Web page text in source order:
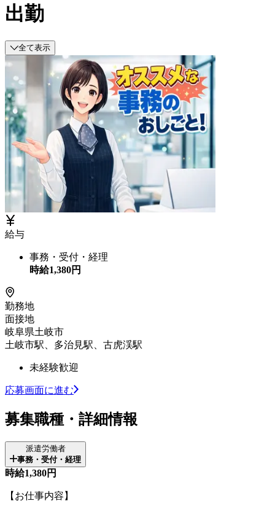
出勤
全て表示
給与
事務・受付・経理
時給1,380円
勤務地
面接地
岐阜県土岐市
土岐市駅、多治見駅、古虎渓駅
未経験歓迎
応募画面に進む
募集職種・詳細情報
派遣労働者
事務・受付・経理
時給1,380円
【お仕事内容】